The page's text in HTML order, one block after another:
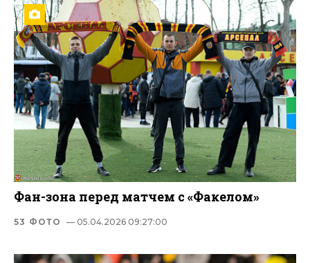
Фан-зона перед матчем с «Факелом»
53 ФОТО — 05.04.2026 09:27:00